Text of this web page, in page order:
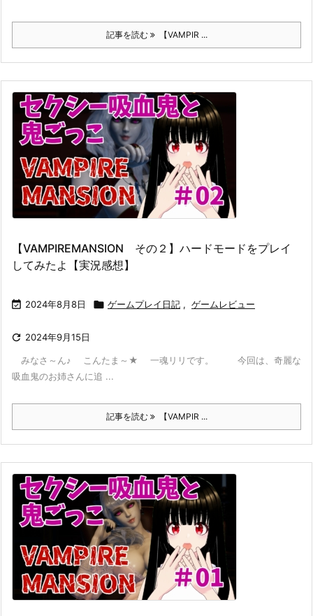
記事を読む 【VAMPIR ...
【VAMPIREMANSION その２】ハードモードをプレイ
してみたよ【実況感想】
 2024年8月8日  ゲームプレイ日記 , ゲームレビュー
 2024年9月15日
みなさ～ん♪ こんたま～★ 一魂リリです。 今回は、奇麗な
吸血鬼のお姉さんに追 ...
記事を読む 【VAMPIR ...